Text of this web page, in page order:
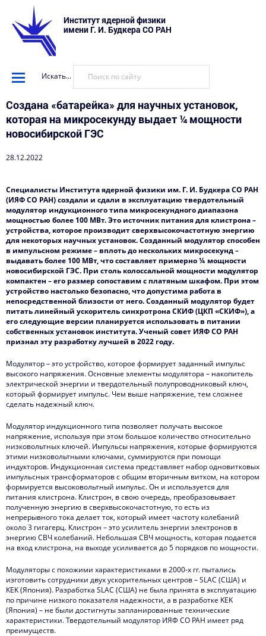
Институт ядерной физики
имени Г. И. Будкера СО РАН
Искать...
Создана «батарейка» для научных установок,
которая на микросекунду выдает ¼ мощности
новосибирской ГЭС
28.12.2022
Специалисты Института ядерной физики им. Г. И. Будкера СО РАН
(ИЯФ СО РАН) создали и сдали в эксплуатацию твердотельный
модулятор индукционного типа микросекундного диапазона
мощностью более 100 МВт. Это источник питания для клистрона –
устройства, которое производит сверхвысокочастотную энергию
для некоторых научных установок. Созданный модулятор способен
в импульсном режиме – вплоть до нескольких микросекунд –
выдавать более 100 МВт, что составляет примерно ¼ мощности
новосибирской ГЭС. При столь колоссальной мощности модулятор
компактен – его размер сопоставим с платяным шкафом. При этом
устройство настолько безопасно, что допустима работа в
непосредственной близости от него. Созданный модулятор будет
питать линейный ускоритель синхротрона СКИФ (ЦКП «СКИФ»), а
его следующие версии планируется использовать в питании
собственных установок института. Ученый совет ИЯФ СО РАН
признал эту разработку лучшей в 2022 году.
Модулятор – это устройство, которое формирует заданный импульс
высокого напряжения. Основные элементы модулятора – накопитель
электрической энергии и твердотельный полупроводниковый ключ,
который формирует импульс. Чем выше напряжение, тем сложнее
сделать надежный ключ.
Модулятор индукционного типа позволяет получать высокое
напряжение, используя при этом большое количество относительно
низковольтных ключей. Импульсы напряжения, которые формируются
этими низковольтными ключами, суммируются при помощи
индукторов. Индукционная система представляет набор одновитковых
импульсных трансформаторов с общим вторичным витком, на котором
формируется высоковольтный импульс. Он и используется для
питания клистрона. Клистрон, в свою очередь, преобразовывает
полученную энергию в сверхвысокочастотную, то есть из
непрерывного тока делает ток, который имеет частоту колебаний
около 3 гигагерц. Клистрон – это усилитель энергии электронов в
энергию СВЧ колебаний. Небольшая СВЧ мощность, которая подается
на вход клистрона, на выходе усиливается до 5 порядков по мощности.
Модуляторы с похожими характеристиками в 2000-х гг. пытались
изготовить сотрудники двух ускорительных центров – SLAC (США) и
KEK (Япония). Разработка SLAC (США) не была принята в эксплуатацию
по причине низкого показателя надежности, а в разработке KEK
(Япония) – не были достигнуты запланированные технические
характеристики. Твердотельный модулятор ИЯФ СО РАН имеет ряд
преимуществ.